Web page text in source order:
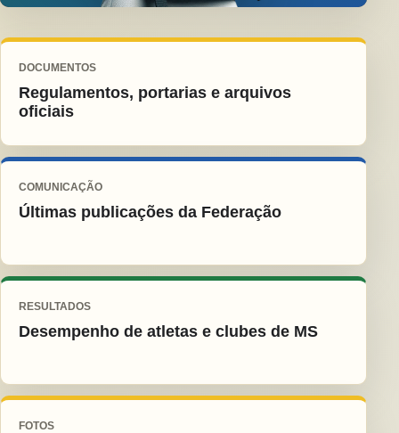
DOCUMENTOS
Regulamentos, portarias e arquivos
oficiais
COMUNICAÇÃO
Últimas publicações da Federação
RESULTADOS
Desempenho de atletas e clubes de MS
FOTOS